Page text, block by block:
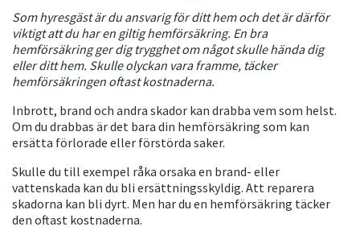
Som hyresgäst är du ansvarig för ditt hem och det är därför
viktigt att du har en giltig hemförsäkring. En bra
hemförsäkring ger dig trygghet om något skulle hända dig
eller ditt hem. Skulle olyckan vara framme, täcker
hemförsäkringen oftast kostnaderna.
Inbrott, brand och andra skador kan drabba vem som helst.
Om du drabbas är det bara din hemförsäkring som kan
ersätta förlorade eller förstörda saker.
Skulle du till exempel råka orsaka en brand- eller
vattenskada kan du bli ersättningsskyldig. Att reparera
skadorna kan bli dyrt. Men har du en hemförsäkring täcker
den oftast kostnaderna.